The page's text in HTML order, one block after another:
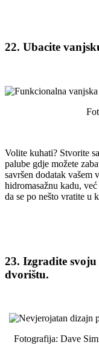
22. Ubacite
Volite kuhati? Stvorite
palube gdje možete
savršen dodatak vašem
hidromasažnu kadu,
da se po nešto vratite u
23. Izgradite
dvorištu.
Fotografija: Dave